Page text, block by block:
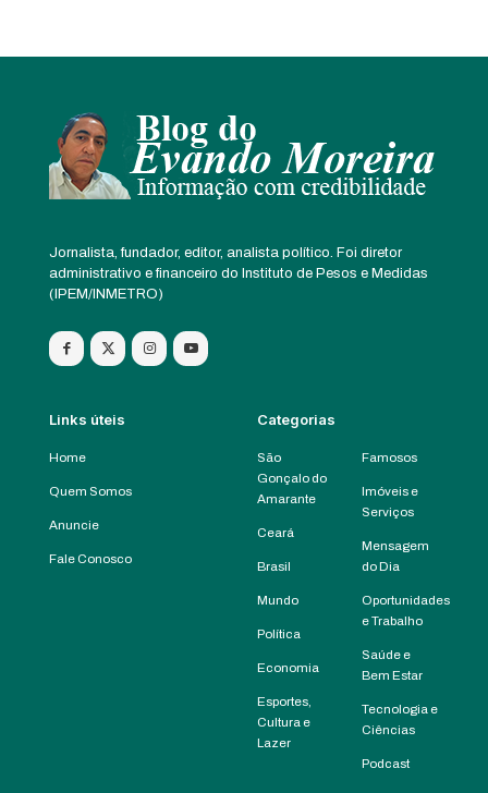
Jornalista, fundador, editor, analista político. Foi diretor
administrativo e financeiro do Instituto de Pesos e Medidas
(IPEM/INMETRO)
Links úteis
Home
Quem Somos
Anuncie
Fale Conosco
Categorias
São
Gonçalo do
Amarante
Ceará
Brasil
Mundo
Política
Economia
Esportes,
Cultura e
Lazer
Famosos
Imóveis e
Serviços
Mensagem
do Dia
Oportunidades
e Trabalho
Saúde e
Bem Estar
Tecnologia e
Ciências
Podcast